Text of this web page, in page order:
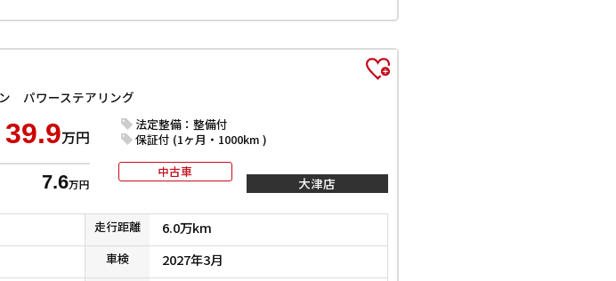
パワーステアリング
39.9万円
7.6万円
法定整備：整備付
保証付 (1ヶ月・1000km )
中古車
大津店
走行距離 6.0万km
車検 2027年3月